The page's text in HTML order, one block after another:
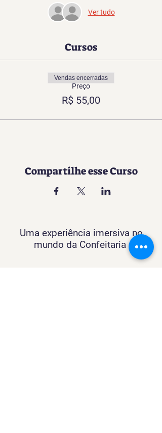
Ver tudo
Cursos
Preço
R$ 55,00
Vendas encerradas
Compartilhe esse Curso
Uma experiência imersiva no
mundo da Confeitaria